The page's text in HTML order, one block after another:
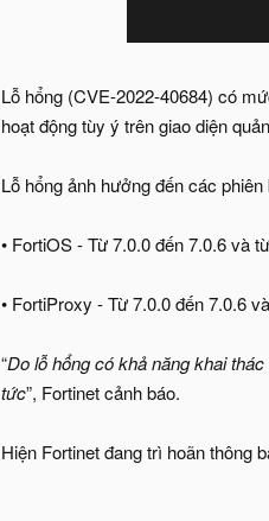
Lỗ hổng (CVE-2022-40684) có
hoạt động tùy ý trên giao diện
Lỗ hổng ảnh hưởng đến các
• FortiOS - Từ 7.0.0 đến 7.0.6 và
• FortiProxy - Từ 7.0.0 đến 7.0.6
“Do lỗ hổng có khả năng khai
tức”, Fortinet cảnh báo.
Hiện Fortinet đang trì hoãn thông